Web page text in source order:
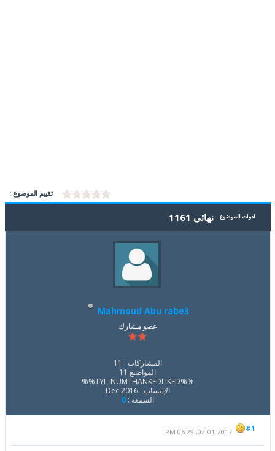
تقييم الموضوع :
ادوات الموضوع نهائي 1161
Mahmoud Abu rabe3
عضو مشارك
المشاركات : 11
المواضيع 11
%%TYL_NUMTHANKEDLIKED%%
الإنتساب : Dec 2016
السمعة :0
#1
02-01-2017, 06:29 PM